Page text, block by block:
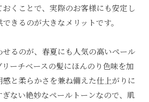
おくことで、実際のお客様にも安定し
きるのが大きなメリットです。
せるのが、春夏にも人気の高いペール
ーチベースの髪にほんのり色味を加
感と柔らかさを兼ね備えた仕上がりに
ない絶妙なペールトーンなので、肌